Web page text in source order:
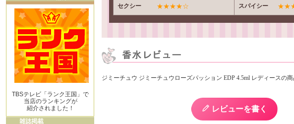
セクシー ★★★★☆ スパイシー
ジミーチュウ ジミーチュウローズパッション EDP 4.5ml レディースの
レビューを書く
TBSテレビ「ランク王国」で
当店のランキングが
紹介されました！